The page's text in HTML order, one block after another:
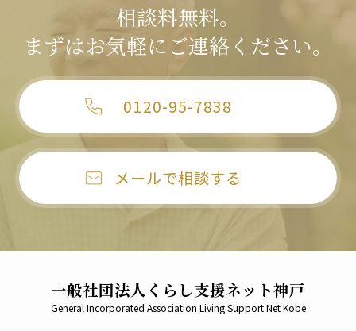
相談料無料。
まずはお気軽にご連絡ください。
0120-95-7838
メールで相談する
一般社団法人くらし支援ネット神戸
General Incorporated Association Living Support Net Kobe